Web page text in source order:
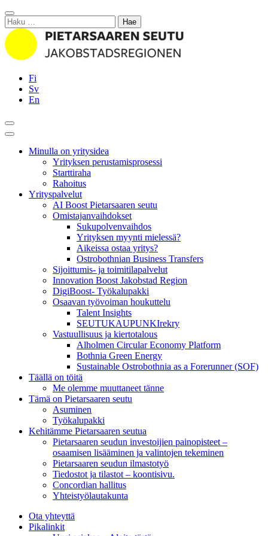
Siirry
sisältöön
Sulje
Haku:
Fi
Sv
En
Hae
Päävalikko
Minulla on yritysidea
Yrityksen perustamisprosessi
Starttiraha
Rahoitus
Yrityspalvelut
AI Boost Pietarsaaren seutu
Omistajanvaihdokset
Sukupolvenvaihdos
Yrityksen myynti mielessä?
Aikeissa ostaa yritys?
Ostrobothnian Business Transfers
Sijoittumis- ja toimitilapalvelut
Innovation Boost Jakobstad Region
DigiBoost- Työkalupakki
Osaavan työvoiman houkuttelu
Talent Insights
SEUTUKAUPUNKIrekry
Vastuullisuus ja kiertotalous
Alholmen Circular Economy Platform
Bothnia Green Energy
Sustainable Ostrobothnia as a Forerunner (SOF)
Täällä on töitä
Me olemme muuttaneet tänne
Tämä on Pietarsaaren seutu
Asuminen
Työkalupakki
Kehitämme Pietarsaaren seutua
Pietarsaaren seudun investoijien painopisteet –
osaamisen lisääminen ja valintojen tekeminen
Pietarsaaren seudun ilmastotyö
Tiedostot ja tilastot – koontisivu.
Concordian hallitus
Yhteistyölautakunta
Ota yhteyttä
Pikalinkit